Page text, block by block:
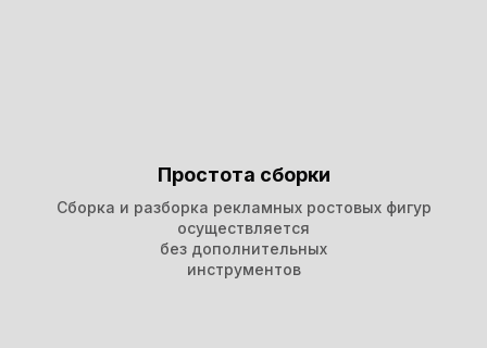
Простота сборки
Сборка и разборка рекламных ростовых фигур
осуществляется
без дополнительных
инструментов